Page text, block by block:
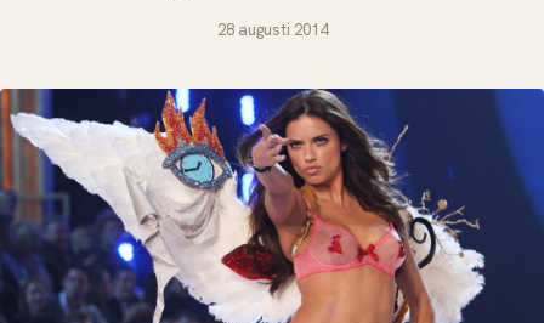
28 augusti 2014